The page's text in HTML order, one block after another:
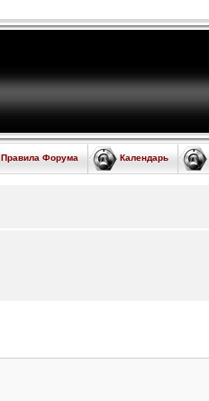
Календарь
Правила Форума